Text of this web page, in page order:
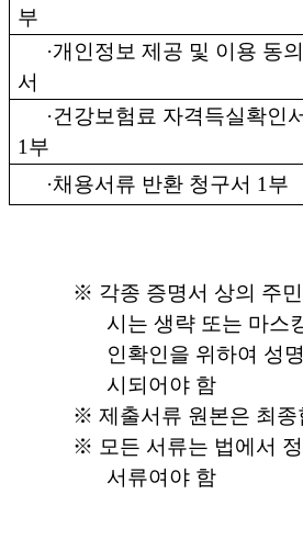
부
·개인정보 제공 및 이용 동의
서
·건강보험료 자격득실확인서
1부
·채용서류 반환 청구서 1부
※ 각종 증명서 상의 주
시는 생략 또는 마스
인확인을 위하여 성
시되어야 함
※ 제출서류 원본은 최
※ 모든 서류는 법에서
서류여야 함